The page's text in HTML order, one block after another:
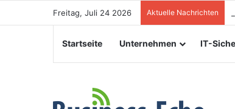
Freitag, Juli 24 2026 Aktuelle Nachrichten
Startseite Unternehmen IT-